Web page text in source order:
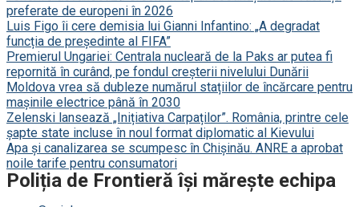
preferate de europeni în 2026
Luis Figo îi cere demisia lui Gianni Infantino: „A degradat
funcția de președinte al FIFA”
Premierul Ungariei: Centrala nucleară de la Paks ar putea fi
repornită în curând, pe fondul creșterii nivelului Dunării
Moldova vrea să dubleze numărul stațiilor de încărcare pentru
mașinile electrice până în 2030
Zelenski lansează „Inițiativa Carpaților”. România, printre cele
șapte state incluse în noul format diplomatic al Kievului
Apa și canalizarea se scumpesc în Chișinău. ANRE a aprobat
noile tarife pentru consumatori
Poliția de Frontieră își mărește echipa